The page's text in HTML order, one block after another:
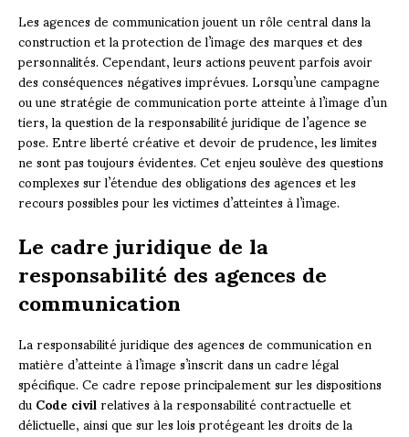
Les agences de communication jouent un rôle central dans la
construction et la protection de l’image des marques et des
personnalités. Cependant, leurs actions peuvent parfois avoir
des conséquences négatives imprévues. Lorsqu’une campagne
ou une stratégie de communication porte atteinte à l’image d’un
tiers, la question de la responsabilité juridique de l’agence se
pose. Entre liberté créative et devoir de prudence, les limites
ne sont pas toujours évidentes. Cet enjeu soulève des questions
complexes sur l’étendue des obligations des agences et les
recours possibles pour les victimes d’atteintes à l’image.
Le cadre juridique de la
responsabilité des agences de
communication
La responsabilité juridique des agences de communication en
matière d’atteinte à l’image s’inscrit dans un cadre légal
spécifique. Ce cadre repose principalement sur les dispositions
duCode civilrelatives à la responsabilité contractuelle et
délictuelle, ainsi que sur les lois protégeant les droits de la